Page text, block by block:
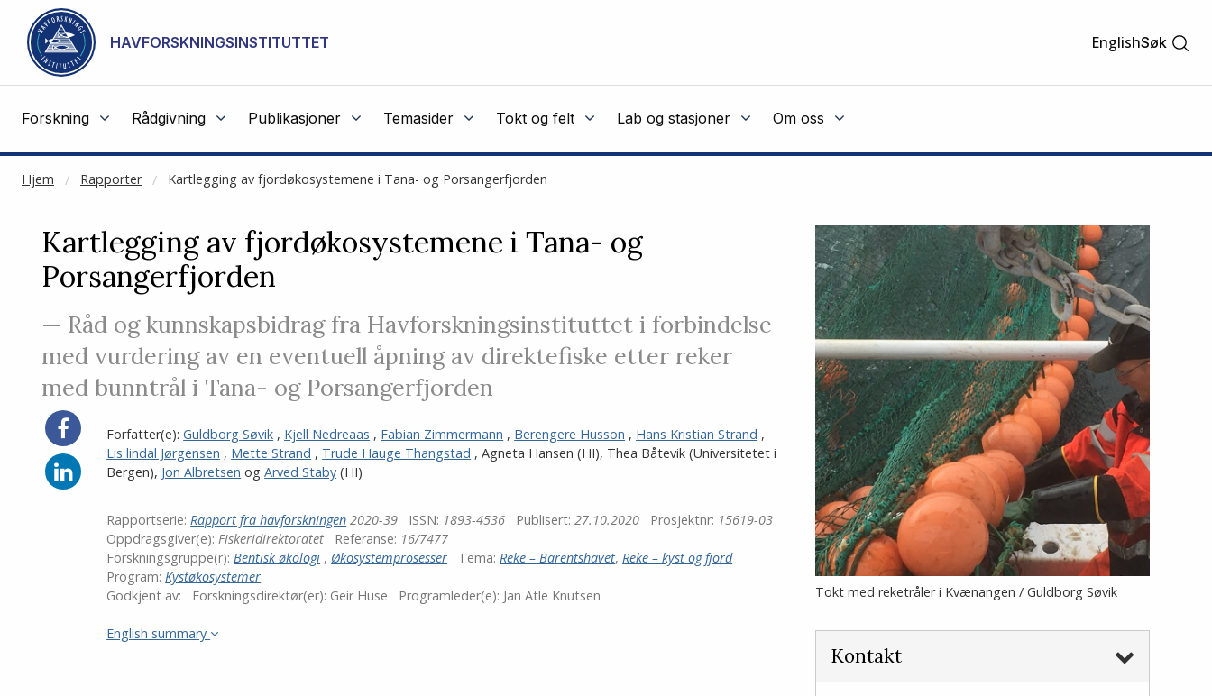
Gå til hovedinnhold
HAVFORSKNINGSINSTITUTTET EnglishSøk
Forskning Rådgivning Publikasjoner Temasider Tokt og felt Lab og stasjoner Om oss
Hjem Rapporter Kartlegging av fjordøkosystemene i Tana- og Porsangerfjorden
NOT CACHED
Kartlegging av fjordøkosystemene i Tana- og
Porsangerfjorden
— Råd og kunnskapsbidrag fra Havforskningsinstituttet i forbindelse
med vurdering av en eventuell åpning av direktefiske etter reker
med bunntrål i Tana- og Porsangerfjorden
Forfatter(e):Guldborg Søvik , Kjell Nedreaas , Fabian Zimmermann , Berengere Husson , Hans Kristian Strand ,
Lis lindal Jørgensen , Mette Strand , Trude Hauge Thangstad ,Agneta Hansen (HI), Thea Båtevik (Universitetet i
Bergen), Jon Albretsen ogArved Staby (HI)
Rapportserie: Rapport fra havforskningen 2020-39 ISSN: 1893-4536 Publisert:27.10.2020 Prosjektnr: 15619-03
Oppdragsgiver(e): Fiskeridirektoratet Referanse: 16/7477
Forskningsgruppe(r): Bentisk økologi , Økosystemprosesser Tema: Reke – Barentshavet, Reke – kyst og fjord
Program: Kystøkosystemer
Godkjent av:
Forskningsdirektør(er): Geir Huse Programleder(e): Jan Atle Knutsen
English summary
Del
på
Facebook
Del
på
LinkedIn
Tokt med reketråler i Kvænangen / Guldborg Søvik
Kontakt